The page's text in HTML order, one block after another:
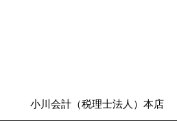
小川会計（税理士法人）本店